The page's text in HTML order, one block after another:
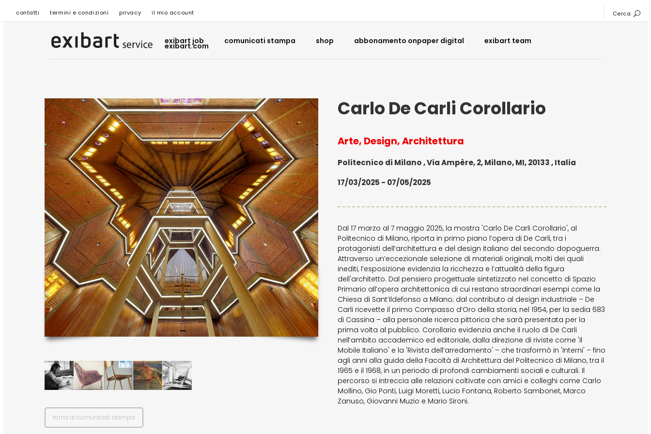
contatti termini e condizioni privacy il mio account Cerca
exibart job comunicati stampa shop abbonamento onpaper digital exibart team
exibart.com
torna ai comunicati stampa
Carlo De Carli Corollario
Arte, Design, Architettura
Politecnico di Milano , Via Ampère, 2, Milano, MI, 20133 , Italia
17/03/2025 - 07/05/2025
Dal 17 marzo al 7 maggio 2025, la mostra 'Carlo De Carli Corollario', al
Politecnico di Milano, riporta in primo piano l’opera di De Carli, tra i
protagonisti dell’architettura e del design italiano del secondo dopoguerra.
Attraverso un’eccezionale selezione di materiali originali, molti dei quali
inediti, l’esposizione evidenzia la ricchezza e l’attualità della figura
dell'architetto. Dal pensiero progettuale sintetizzato nel concetto di Spazio
Primario all’opera architettonica di cui restano straordinari esempi come la
Chiesa di Sant’Ildefonso a Milano; dal contributo al design industriale – De
Carli ricevette il primo Compasso d’Oro della storia, nel 1954, per la sedia 683
di Cassina – alla personale ricerca pittorica che sarà presentata per la
prima volta al pubblico. Corollario evidenzia anche il ruolo di De Carli
nell’ambito accademico ed editoriale, dalla direzione di riviste come 'Il
Mobile Italiano' e la 'Rivista dell’arredamento' – che trasformò in 'Interni' – fino
agli anni alla guida della Facoltà di Architettura del Politecnico di Milano, tra il
1965 e il 1968, in un periodo di profondi cambiamenti sociali e culturali. Il
percorso si intreccia alle relazioni coltivate con amici e colleghi come Carlo
Mollino, Gio Ponti, Luigi Moretti, Lucio Fontana, Roberto Sambonet, Marco
Zanuso, Giovanni Muzio e Mario Sironi.